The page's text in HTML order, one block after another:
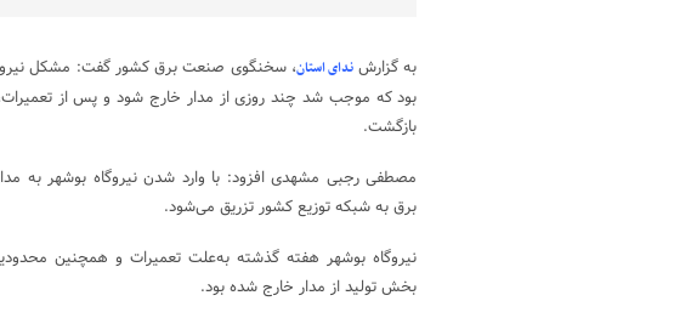
به گزارشندای استان، سخنگوی صنعت برق کشور گفت: مشکل
بود که موجب شد چند روزی از مدار خارج شود و پس از تعمیرات،
بازگشت.
مصطفی رجبی مشهدی افزود: با وارد شدن نیروگاه بوشهر به
برق به شبکه توزیع کشور تزریق می‌شود.
نیروگاه بوشهر هفته گذشته به‌علت تعمیرات و همچنین
بخش تولید از مدار خارج شده بود.